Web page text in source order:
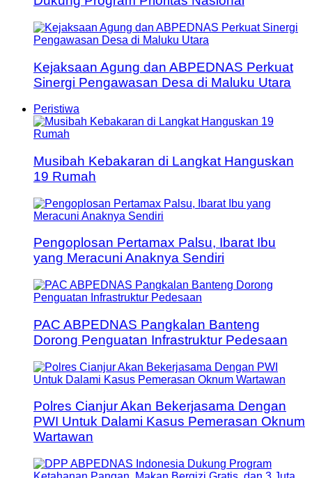
Kejaksaan Agung dan ABPEDNAS Perkuat
Sinergi Pengawasan Desa di Maluku Utara
Peristiwa
Musibah Kebakaran di Langkat Hanguskan
19 Rumah
Pengoplosan Pertamax Palsu, Ibarat Ibu
yang Meracuni Anaknya Sendiri
PAC ABPEDNAS Pangkalan Banteng
Dorong Penguatan Infrastruktur Pedesaan
Polres Cianjur Akan Bekerjasama Dengan
PWI Untuk Dalami Kasus Pemerasan Oknum
Wartawan